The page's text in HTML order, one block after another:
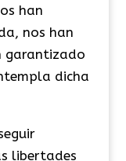
han
nos han
garantizado
dicha
libertades